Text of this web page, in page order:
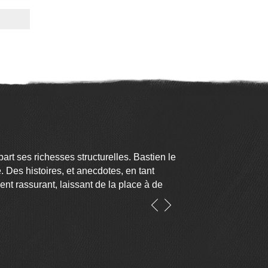
à la
ses richesses structurelles. Bastien le
Des histoires, et anecdotes, en tant
rassurant, laissant de la place à de